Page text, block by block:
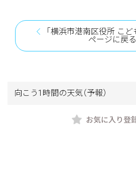
「横浜市港南区役所 こど
ページに戻る
向こう1時間の天気（予報）
お気に入り登